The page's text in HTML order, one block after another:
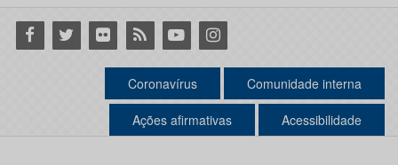
Facebook
Twitter Flickr RSS YoutubeInstagram
Coronavírus Comunidade interna
Ações afirmativas Acessibilidade